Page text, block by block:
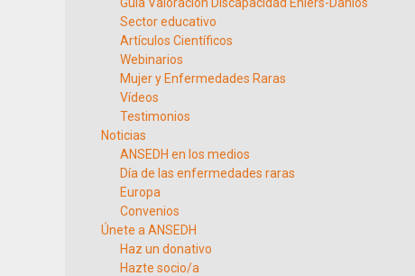
Sector educativo
Artículos Científicos
Webinarios
Mujer y Enfermedades Raras
Vídeos
Testimonios
Noticias
ANSEDH en los medios
Día de las enfermedades raras
Europa
Convenios
Únete a ANSEDH
Haz un donativo
Hazte socio/a